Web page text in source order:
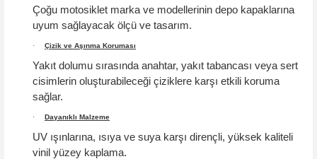
Çoğu motosiklet marka ve modellerinin depo kapaklarına
uyum sağlayacak ölçü ve tasarım.
· Çizik ve Aşınma Koruması
Yakıt dolumu sırasında anahtar, yakıt tabancası veya sert
cisimlerin oluşturabileceği çiziklere karşı etkili koruma
sağlar.
· Dayanıklı Malzeme
UV ışınlarına, ısıya ve suya karşı dirençli, yüksek kaliteli
vinil yüzey kaplama.